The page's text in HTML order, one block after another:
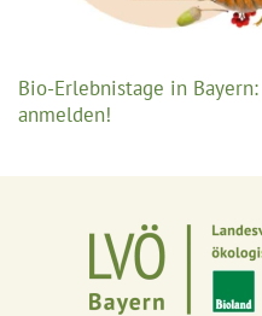
Bio-Erlebnistage in
anmelden!